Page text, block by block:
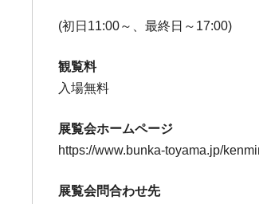
(初日11:00～、最終日～17:00)
観覧料
入場無料
展覧会ホームページ
https://www.bunka-toyama.jp/
展覧会問合わせ先